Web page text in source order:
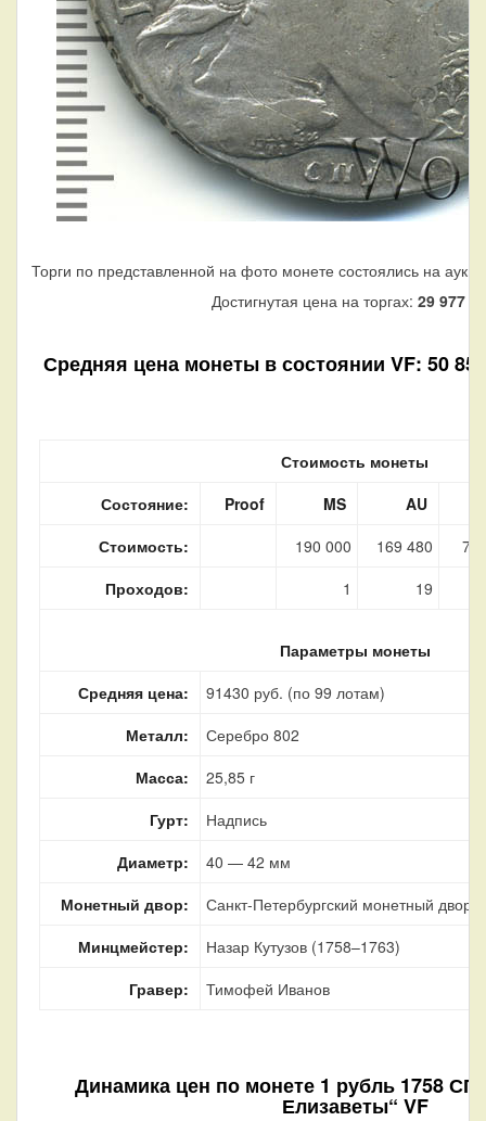
Торги по представленной на фото монете состоялись на
Достигнутая цена на торгах: 29 977
Средняя цена монеты в состоянии VF: 50
Стоимость монеты
Состояние:
Proof MS AU
Стоимость:
190 000 169 480
76
Проходов:
1 19
Параметры монеты
Средняя цена:
91430 руб. (по 99 лотам)
Металл:
Серебро 802
Масса:
25,85 г
Гурт:
Надпись
Диаметр:
40 — 42 мм
Монетный двор:
Санкт-Петербургский монетный двор,
Минцмейстер:
Назар Кутузов (1758–1763)
Гравер:
Тимофей Иванов
Динамика цен по монете 1 рубль 1758
Елизаветы“ VF